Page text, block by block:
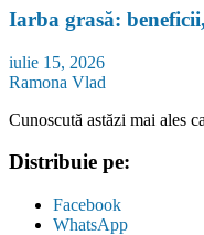
Iarba grasă:
iulie 15, 2026
Ramona Vlad
Cunoscută astăzi mai ales
Distribuie pe:
Facebook
WhatsApp